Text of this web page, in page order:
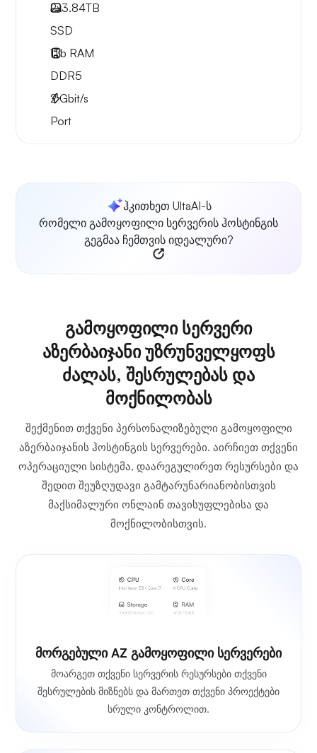
2x3.84TB
SSD
1Tb RAM
DDR5
2Gbit/s
Port
ჰკითხეთ UltaAI-ს
რომელი გამოყოფილი სერვერის ჰოსტინგის
გეგმაა ჩემთვის იდეალური?
გამოყოფილი სერვერი
აზერბაიჯანი უზრუნველყოფს
ძალას, შესრულებას და
მოქნილობას
შექმენით თქვენი პერსონალიზებული გამოყოფილი
აზერბაიჯანის ჰოსტინგის სერვერები. აირჩიეთ თქვენი
ოპერაციული სისტემა, დაარეგულირეთ რესურსები და
შედით შეუზღუდავი გამტარუნარიანობისთვის
მაქსიმალური ონლაინ თავისუფლებისა და
მოქნილობისთვის.
მორგებული AZ გამოყოფილი სერვერები
მოარგეთ თქვენი სერვერის რესურსები თქვენი
შესრულების მიზნებს და მართეთ თქვენი პროექტები
სრული კონტროლით.